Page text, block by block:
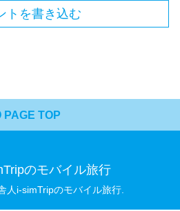
トを書き込む
PAGE TOP
のモバイル旅行
人i-simTripのモバイル旅行.